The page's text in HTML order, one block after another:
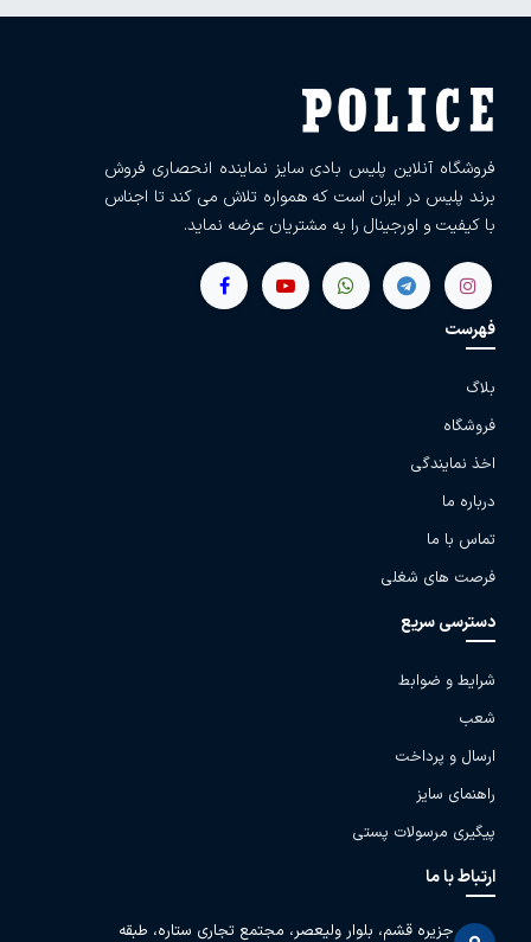
فروشگاه آنلاین پلیس بادی سایز نماینده انحصاری فروش
برند پلیس در ایران است که همواره تلاش می کند تا اجناس
با کیفیت و اورجینال را به مشتریان عرضه نماید.
فهرست
بلاگ
فروشگاه
اخذ نمایندگی
درباره ما
تماس با ما
فرصت های شغلی
دسترسی سریع
شرایط و ضوابط
شعب
ارسال و پرداخت
راهنمای سایز
پیگیری مرسولات پستی
ارتباط با ما
جزیره قشم، بلوار ولیعصر، مجتمع تجاری ستاره، طبقه